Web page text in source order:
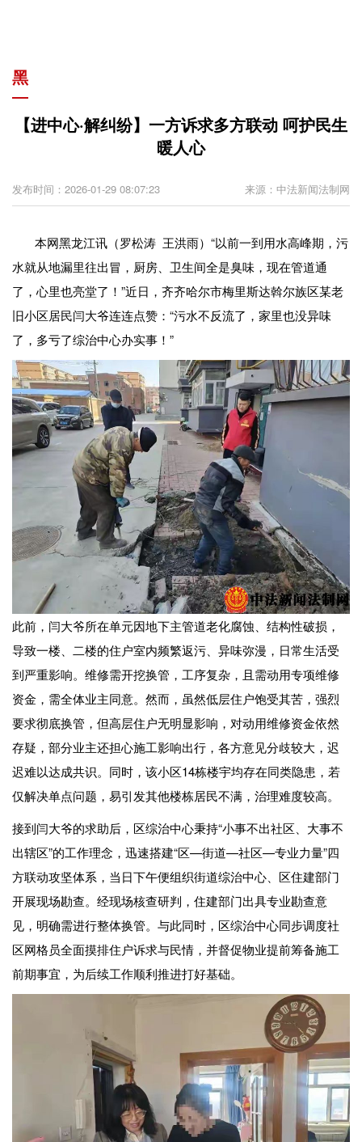
黑
【进中心·解纠纷】一方诉求多方联动 呵护民生
暖人心
发布时间：2026-01-29 08:07:23 来源：中法新闻法制网
本网黑龙江讯（罗松涛 王洪雨）“以前一到用水高峰期，污
水就从地漏里往出冒，厨房、卫生间全是臭味，现在管道通
了，心里也亮堂了！”近日，齐齐哈尔市梅里斯达斡尔族区某老
旧小区居民闫大爷连连点赞：“污水不反流了，家里也没异味
了，多亏了综治中心办实事！”
此前，闫大爷所在单元因地下主管道老化腐蚀、结构性破损，
导致一楼、二楼的住户室内频繁返污、异味弥漫，日常生活受
到严重影响。维修需开挖换管，工序复杂，且需动用专项维修
资金，需全体业主同意。然而，虽然低层住户饱受其苦，强烈
要求彻底换管，但高层住户无明显影响，对动用维修资金依然
存疑，部分业主还担心施工影响出行，各方意见分歧较大，迟
迟难以达成共识。同时，该小区14栋楼宇均存在同类隐患，若
仅解决单点问题，易引发其他楼栋居民不满，治理难度较高。
接到闫大爷的求助后，区综治中心秉持“小事不出社区、大事不
出辖区”的工作理念，迅速搭建“区—街道—社区—专业力量”四
方联动攻坚体系，当日下午便组织街道综治中心、区住建部门
开展现场勘查。经现场核查研判，住建部门出具专业勘查意
见，明确需进行整体换管。与此同时，区综治中心同步调度社
区网格员全面摸排住户诉求与民情，并督促物业提前筹备施工
前期事宜，为后续工作顺利推进打好基础。